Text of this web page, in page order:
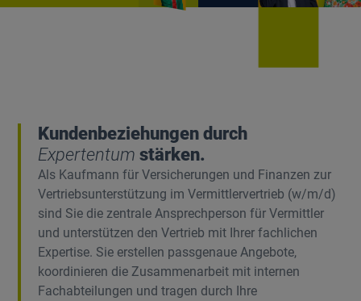
Kundenbeziehungen durch
Expertentum stärken.
Als Kaufmann für Versicherungen und Finanzen zur
Vertriebsunterstützung im Vermittlervertrieb (w/m/d)
sind Sie die zentrale Ansprechperson für Vermittler
und unterstützen den Vertrieb mit Ihrer fachlichen
Expertise. Sie erstellen passgenaue Angebote,
koordinieren die Zusammenarbeit mit internen
Fachabteilungen und tragen durch Ihre